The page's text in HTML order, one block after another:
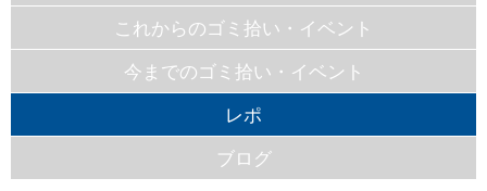
これからのゴミ拾い・イベント
今までのゴミ拾い・イベント
レポ
ブログ